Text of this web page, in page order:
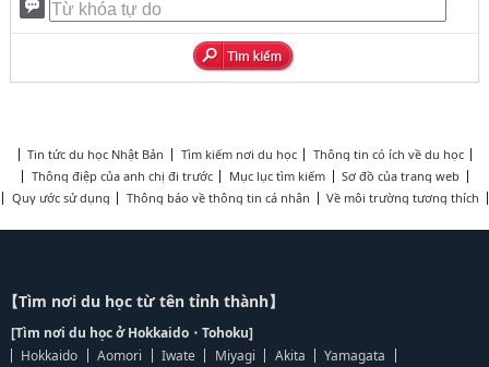
Tin tức du học Nhật Bản Tìm kiếm nơi du học
Thông tin có ích về du học
Thông điệp của anh chị đi trước
Mục lục tìm kiếm
Sơ đồ của trang web
Quy ước sử dụng
Thông báo về thông tin cá nhân Về môi trường tương thích
【Tìm nơi du học từ tên tỉnh thành】
[Tìm nơi du học ở Hokkaido・Tohoku]
Hokkaido
Aomori Iwate Miyagi Akita
Yamagata